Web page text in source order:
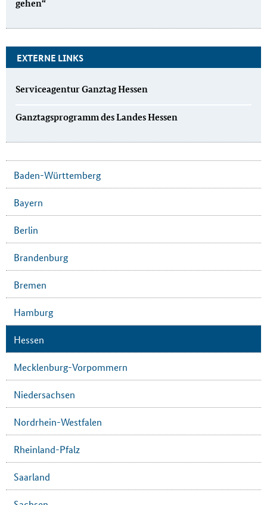
gehen“
EXTERNE LINKS
Serviceagentur Ganztag Hessen
Ganztagsprogramm des Landes Hessen
Baden-Württemberg
Bayern
Berlin
Brandenburg
Bremen
Hamburg
Hessen
Mecklenburg-Vorpommern
Niedersachsen
Nordrhein-Westfalen
Rheinland-Pfalz
Saarland